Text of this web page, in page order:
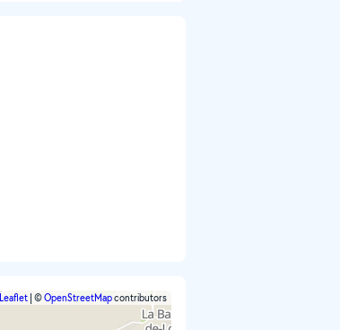
Leaflet ©OpenStreetMapcontributors